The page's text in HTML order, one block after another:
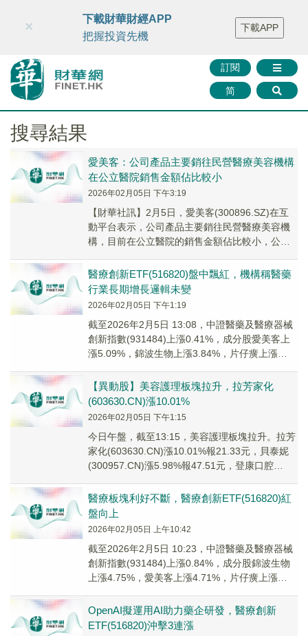
財華智庫網 FINTV FINMETA 財華證券 媒體矩陣
智庫沙龍
聯絡我們
訂閱
简
×
下載財華財經APP
把握投資先機
下載APP
搜尋結果
愛美客：公司產品主要銷往民營醫療美容機構
在公立醫院銷售金額佔比較小
2026年02月05日 下午3:19
【財華社訊】2月5日，愛美客(300896.SZ)在互
動平台表示，公司產品主要銷往民營醫療美容機
構，目前在公立醫院的銷售金額佔比較小，公司
醫療創新ETF(516820)盤中飄紅，機構稱醫藥
行業長期增長邏輯未變
2026年02月05日 下午1:19
截至2026年2月5日 13:08，中證醫藥及醫療器械
創新指數(931484)上漲0.41%，成分股愛美客上
漲5.09%，錦波生物上漲3.84%，片仔癀上漲
【異動股】美容護理板塊拉升，拉芳家化
(603630.CN)漲10.01%
2026年02月05日 下午1:15
今日午盤，截至13:15，美容護理板塊拉升。拉芳
家化(603630.CN)漲10.01%報21.33元，貝泰妮
(300957.CN)漲5.98%報47.51元，登康口腔
醫療板塊利好不斷，醫療創新ETF(516820)紅
盤向上
2026年02月05日 上午10:42
截至2026年2月5日 10:23，中證醫藥及醫療器械
創新指數(931484)上漲0.84%，成分股錦波生物
上漲4.75%，愛美客上漲4.71%，片仔癀上漲
OpenAI擬運用AI助力藥企研發，醫療創新
ETF(516820)沖擊3連漲